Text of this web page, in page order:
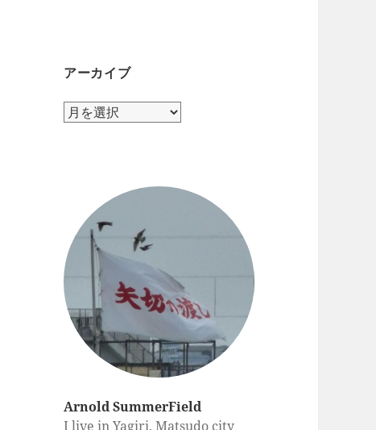
ー
アーカイブ
ア
Arnold SummerField
I live in Yagiri, Matsudo city